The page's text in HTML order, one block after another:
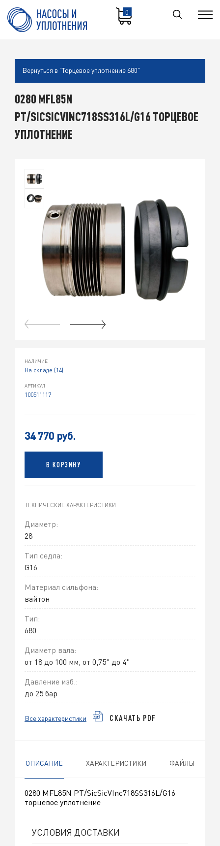
0
Вернуться в "Торцевое уплотнение 680"
0280 MFL85N
PT/SICSICVINC718SS316L/G16 ТОРЦЕВОЕ
УПЛОТНЕНИЕ
НАЛИЧИЕ
На складе (14)
АРТИКУЛ
100511117
34 770 руб.
В КОРЗИНУ
ТЕХНИЧЕСКИЕ ХАРАКТЕРИСТИКИ
Диаметр:
28
Тип седла:
G16
Материал сильфона:
вайтон
Тип:
680
Диаметр вала:
от 18 до 100 мм, от 0,75" до 4"
Давление изб.:
до 25 бар
Все характеристики СКАЧАТЬ PDF
ОПИСАНИЕ ХАРАКТЕРИСТИКИ ФАЙЛЫ
0280 MFL85N PT/SicSicVInc718SS316L/G16
торцевое уплотнение
УСЛОВИЯ ДОСТАВКИ